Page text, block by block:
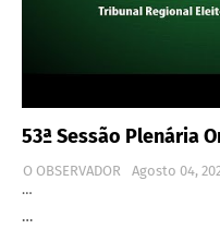
53ª Sessão Plenária
O OBSERVADOR
Agosto 04,
…
…